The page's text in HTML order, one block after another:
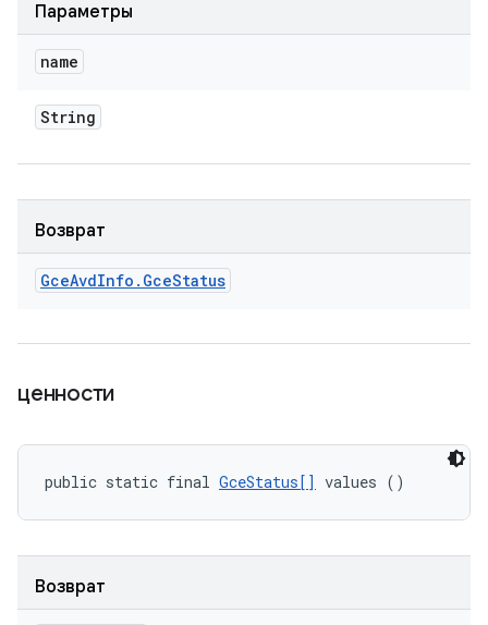
Параметры
name
String
Возврат
GceAvdInfo . GceStatus
ценности
public static final GceStatus[] values ()
Возврат